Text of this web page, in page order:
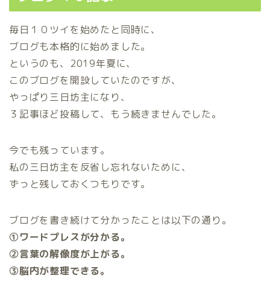
毎日１０ツイを始めたと同時に、
ブログも本格的に始めました。
というのも、2019年夏に、
このブログを開設していたのですが、
やっぱり三日坊主になり、
３記事ほど投稿して、もう続きませんでした。
今でも残っています。
私の三日坊主を反省し忘れないために、
ずっと残しておくつもりです。
ブログを書き続けて分かったことは以下の通り。
①ワードプレスが分かる。
②言葉の解像度が上がる。
③脳内が整理できる。